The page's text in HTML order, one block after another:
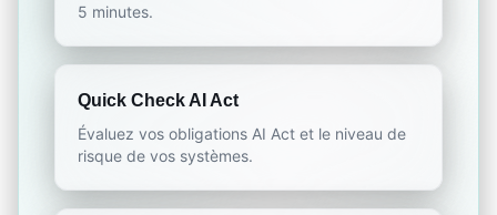
5 minutes.
Quick Check AI Act
Évaluez vos obligations AI Act et le niveau de
risque de vos systèmes.